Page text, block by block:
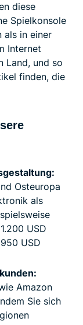
diese
Spielkonsole
als in einer
Internet
Land, und so
finden, die
Osteuropa
als
USD
USD
Amazon
Sie sich